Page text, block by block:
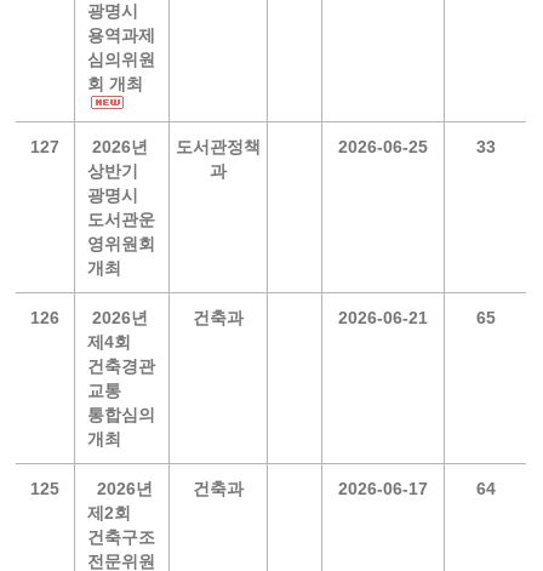
광명시
용역과제
심의위원
회 개최
127
2026년
상반기
광명시
도서관운
영위원회
개최
도서관정책
과
2026-06-25 33
126
2026년
제4회
건축경관
교통
통합심의
개최
건축과 2026-06-21 65
125
2026년
제2회
건축구조
전문위원
건축과 2026-06-17 64